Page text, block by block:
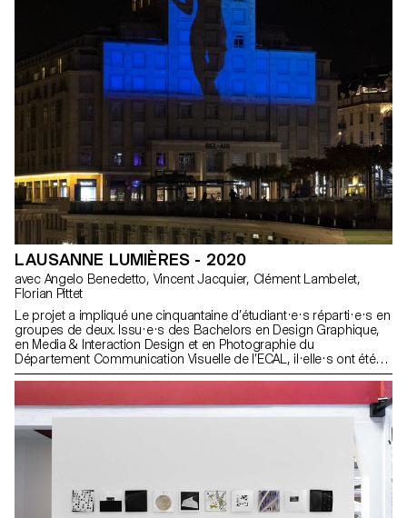
LAUSANNE LUMIÈRES - 2020
avec Angelo Benedetto, Vincent Jacquier, Clément Lambelet,
Florian Pittet
Le projet a impliqué une cinquantaine d’étudiant·e·s réparti·e·s en
groupes de deux. Issu·e·s des Bachelors en Design Graphique,
en Media & Interaction Design et en Photographie du
Département Communication Visuelle de l’ECAL, il·elle·s ont été
encadré·e·s par Angelo Benedetto, Vincent Jacquier, Clément
Hamon et Julien Gurtner. Sur les 25 séquences produites, 11 ont
été retenues afin d'être projetées sur la tour.
https://www.lausannelumieres.ch